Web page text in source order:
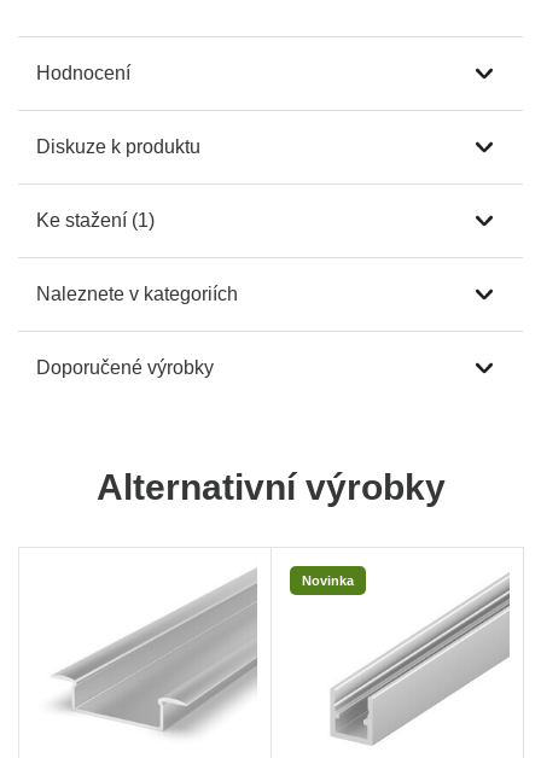
Hodnocení
Diskuze k produktu
Ke stažení (1)
Naleznete v kategoriích
Doporučené výrobky
Alternativní výrobky
Novinka